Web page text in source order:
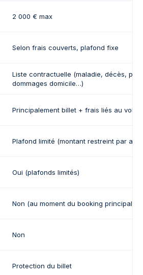
2 000 € max
Selon frais couverts, plafond fixe
Liste contractuelle (maladie, décès,
dommages domicile…)
Principalement billet + frais liés au vol
Plafond limité (montant restreint par
Oui (plafonds limités)
Non (au moment du booking
Non
Protection du billet